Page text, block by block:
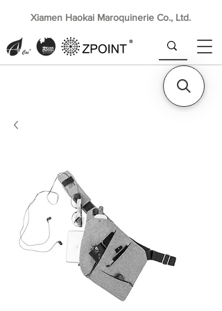
Xiamen Haokai Maroquinerie Co., Ltd.